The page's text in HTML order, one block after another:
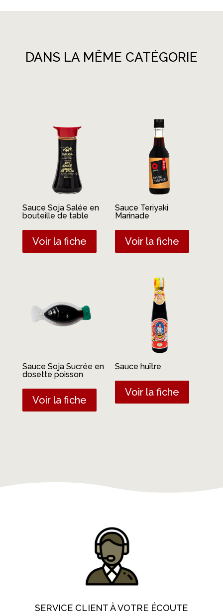
DANS LA MÊME CATÉGORIE
Sauce Soja Salée en
bouteille de table
Voir la fiche
Sauce Teriyaki
Marinade
Voir la fiche
Sauce Soja Sucrée en
dosette poisson
Voir la fiche
Sauce huître
Voir la fiche
SERVICE CLIENT À VOTRE ÉCOUTE